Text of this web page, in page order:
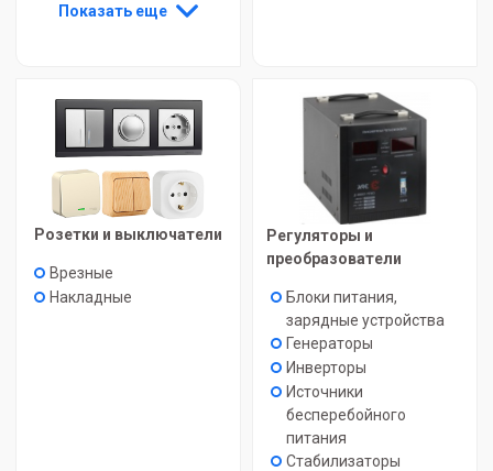
Показать еще
Розетки и выключатели
Врезные
Накладные
Регуляторы и
преобразователи
Блоки питания,
зарядные устройства
Генераторы
Инверторы
Источники
бесперебойного
питания
Стабилизаторы